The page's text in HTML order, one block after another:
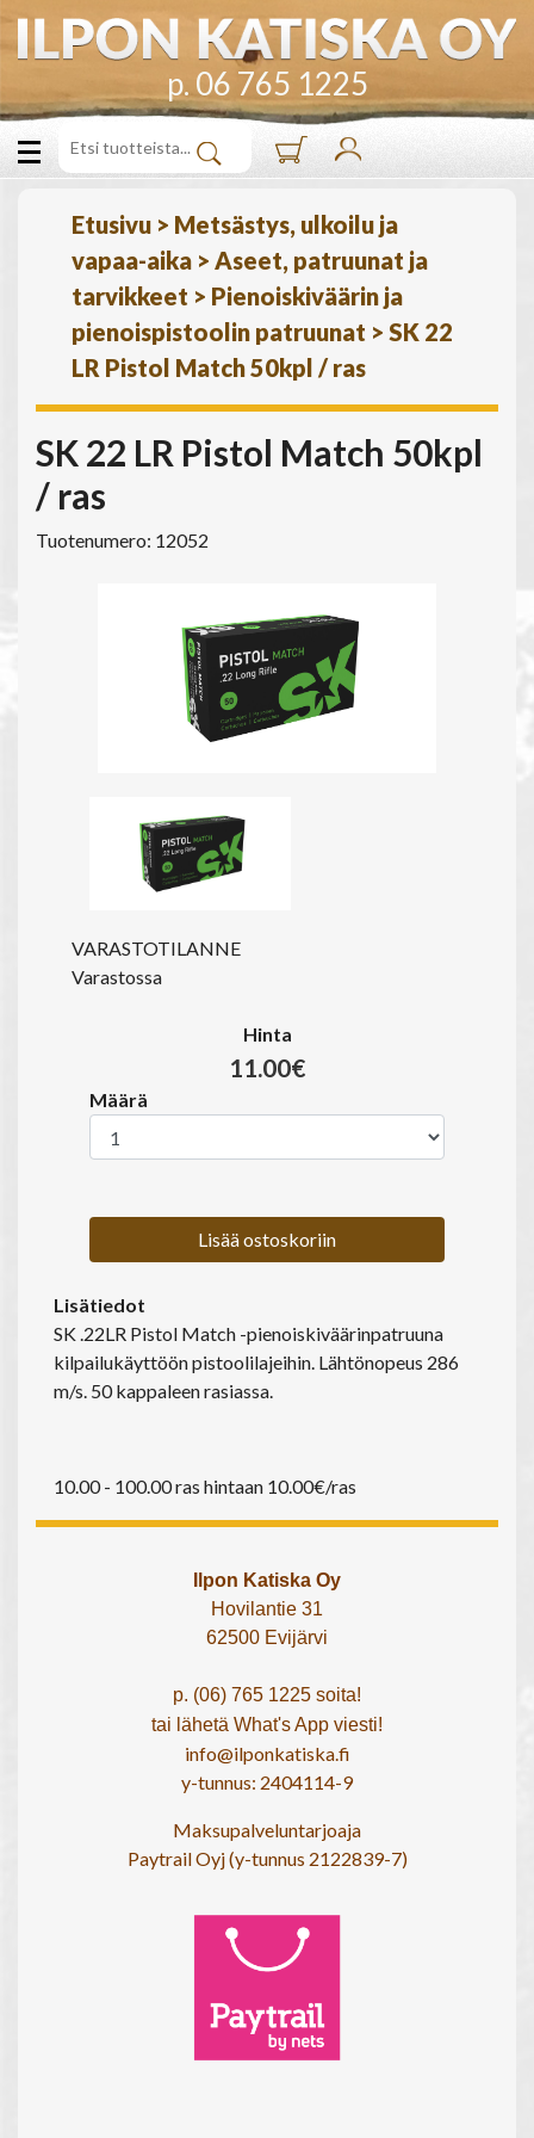
p. 06 765 1225
Etusivu > Metsästys, ulkoilu ja
vapaa-aika > Aseet, patruunat ja
tarvikkeet > Pienoiskiväärin ja
pienoispistoolin patruunat > SK 22
LR Pistol Match 50kpl / ras
SK 22 LR Pistol Match 50kpl
/ ras
Tuotenumero: 12052
VARASTOTILANNE
Varastossa
Hinta
11.00€
Määrä
Lisää ostoskoriin
Lisätiedot
SK .22LR Pistol Match -pienoiskiväärinpatruuna
kilpailukäyttöön pistoolilajeihin. Lähtönopeus 286
m/s. 50 kappaleen rasiassa.
10.00 - 100.00 ras hintaan 10.00€/ras
Ilpon Katiska Oy
Hovilantie 31
62500 Evijärvi
p. (06) 765 1225 soita!
tai lähetä What's App viesti!
info@ilponkatiska.fi
y-tunnus: 2404114-9
Maksupalveluntarjoaja
Paytrail Oyj (y-tunnus 2122839-7)